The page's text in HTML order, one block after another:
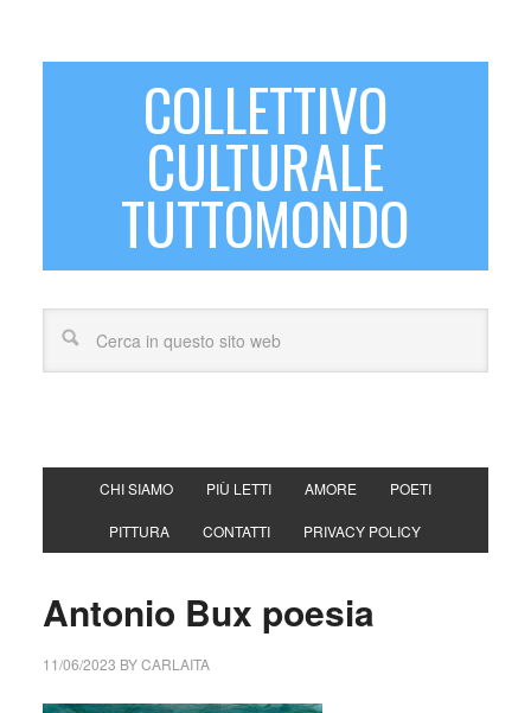
COLLETTIVO
CULTURALE
TUTTOMONDO
CHI SIAMO PIÙ LETTI AMORE POETI
PITTURA CONTATTI PRIVACY POLICY
Antonio Bux poesia
11/06/2023 BYCARLAITA